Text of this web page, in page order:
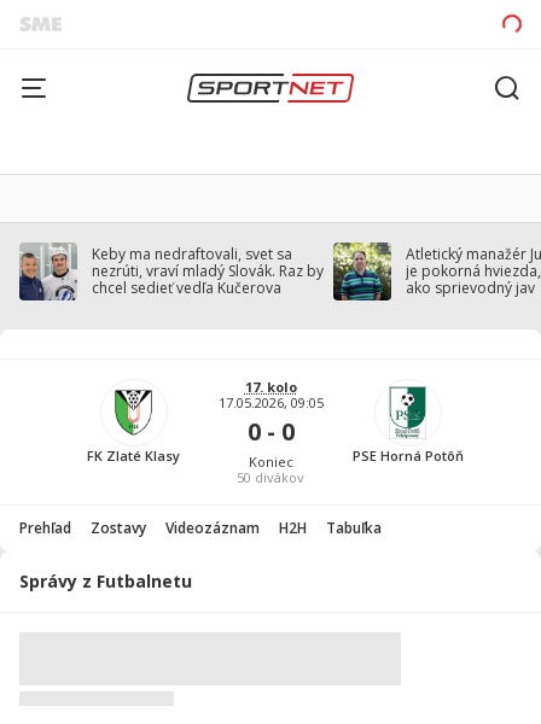
Keby ma nedraftovali, svet sa
nezrúti, vraví mladý Slovák. Raz by
chcel sedieť vedľa Kučerova
Atletický manažér
je pokorná
ako sprievodný jav
FK Zlaté Klasy
17. kolo
17.05.2026, 09:05
0 - 0
Koniec
50 divákov
PSE Horná Potôň
Prehľad Zostavy Videozáznam H2H Tabuľka
Správy z Futbalnetu